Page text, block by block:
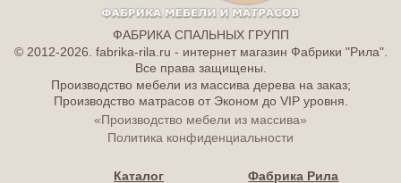
ФАБРИКА СПАЛЬНЫХ ГРУПП
© 2012-2026. fabrika-rila.ru - интернет магазин Фабрики "Рила".
Все права защищены.
Производство мебели из массива дерева на заказ;
Производство матрасов от Эконом до VIP уровня.
«Производство мебели из массива»
Политика конфиденциальности
Каталог Фабрика Рила